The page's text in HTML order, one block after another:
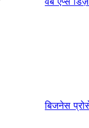
बिजनेस